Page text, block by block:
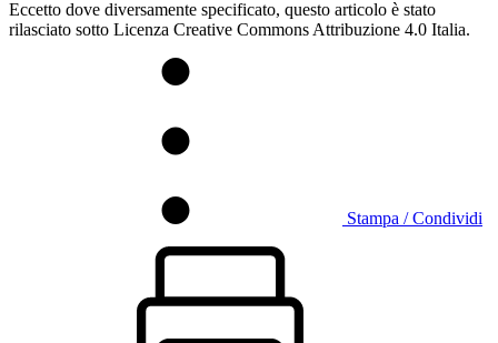
Eccetto dove diversamente specificato, questo articolo è stato
rilasciato sotto Licenza Creative Commons Attribuzione 4.0 Italia.
Stampa / Condividi